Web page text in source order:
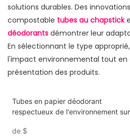
solutions durables. Des
compostable tubes au chapstick
déodorants démontrer leur
En sélectionnant le type
l'impact environnemental tout en
présentation des produits.
Tubes en papier déodorant
respectueux de l'environnement sur
lèvres
de $